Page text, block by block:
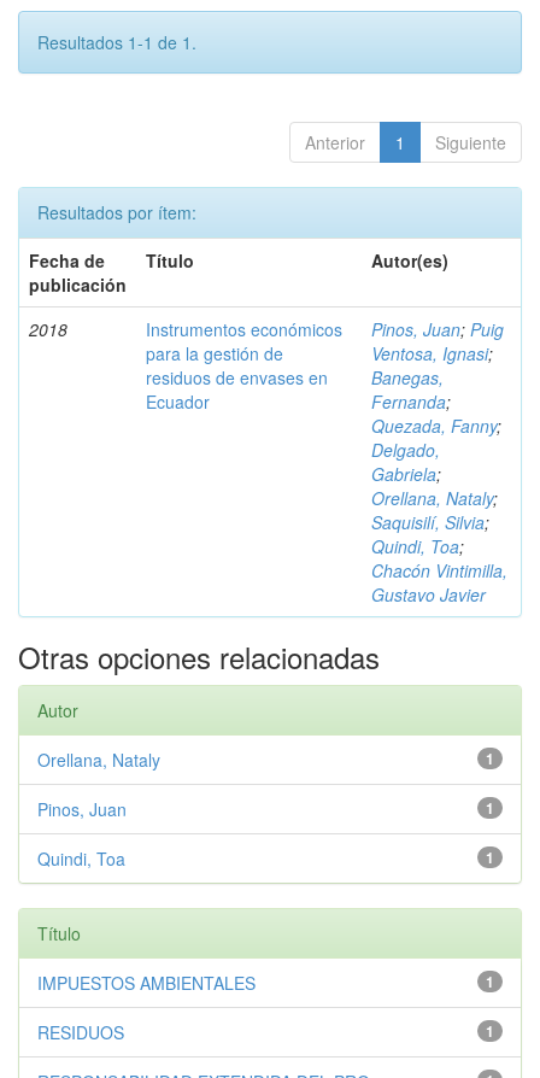
Resultados 1-1 de 1.
Anterior 1 Siguiente
Resultados por ítem:
Fecha de
publicación
Título Autor(es)
2018
Instrumentos económicos
para la gestión de
residuos de envases en
Ecuador
Pinos, Juan; Puig
Ventosa, Ignasi;
Banegas,
Fernanda;
Quezada, Fanny;
Delgado,
Gabriela;
Orellana, Nataly;
Saquisilí, Silvia;
Quindi, Toa;
Chacón Vintimilla,
Gustavo Javier
Otras opciones relacionadas
Autor
1
Orellana, Nataly
1
Pinos, Juan
1
Quindi, Toa
Título
1
IMPUESTOS AMBIENTALES
1
RESIDUOS